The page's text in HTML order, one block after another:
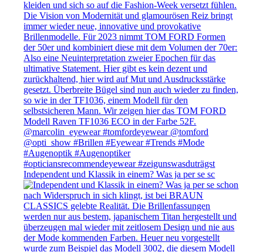
Independent und Klassik in einem? Was ja per se sc